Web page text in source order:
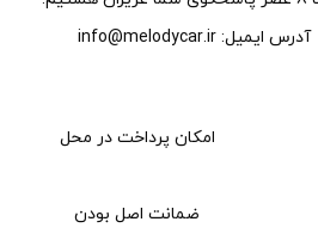
آدرس ایمیل: info@melodycar.ir
امکان پرداخت در محل
ضمانت اصل بودن